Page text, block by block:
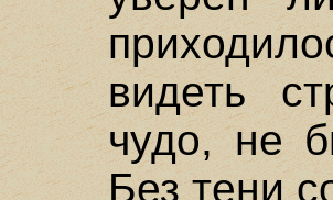
видеть
чудо, не
Без тени